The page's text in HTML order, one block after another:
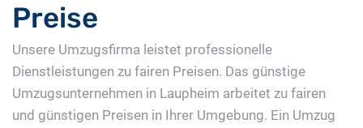
Preise
Unsere Umzugsfirma leistet professionelle
Dienstleistungen zu fairen Preisen. Das günstige
Umzugsunternehmen in Laupheim arbeitet zu fairen
und günstigen Preisen in Ihrer Umgebung. Ein Umzug